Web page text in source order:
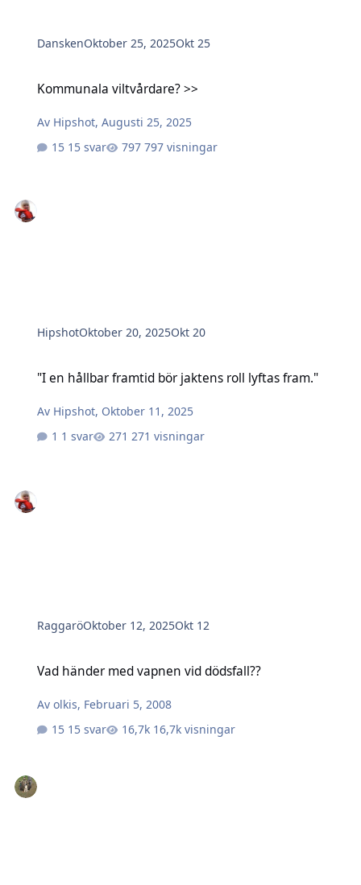
DanskenOktober 25, 2025Okt 25
Kommunala viltvårdare? >>
Av Hipshot,Augusti 25, 2025
15 svar
797 visningar
HipshotOktober 20, 2025Okt 20
"I en hållbar framtid bör jaktens roll lyftas fram."
Av Hipshot, Oktober 11, 2025
1 svar
271 visningar
RaggaröOktober 12, 2025Okt 12
Vad händer med vapnen vid dödsfall??
Avolkis, Februari 5, 2008
15 svar
16,7k visningar